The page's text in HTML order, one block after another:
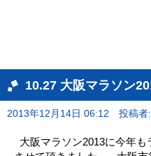
10.27 大阪マラソン
2013年12月14日 06:12 投稿者
大阪マラソン2013に今年